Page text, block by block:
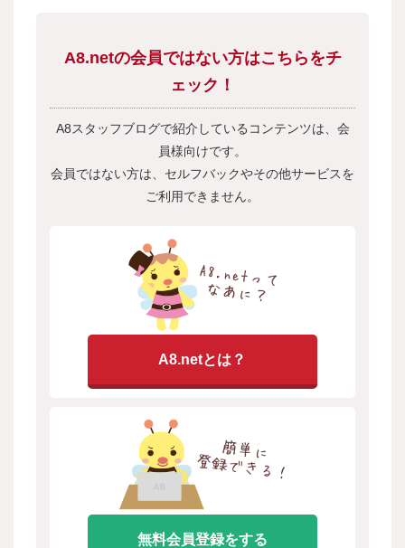
A8.netの会員ではない方はこちらをチ
ェック！
A8スタッフブログで紹介しているコンテンツは、会
員様向けです。
会員ではない方は、セルフバックやその他サービスを
ご利用できません。
A8.netとは？
無料会員登録をする